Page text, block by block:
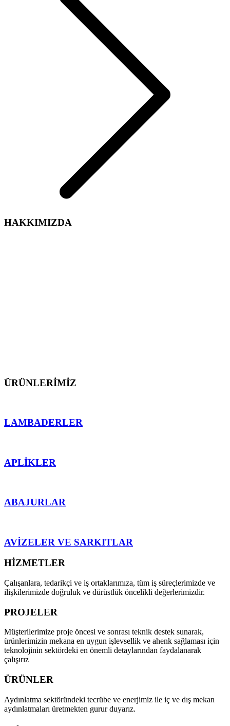
HAKKIMIZDA
ÜRÜNLERİMİZ
LAMBADERLER
APLİKLER
ABAJURLAR
AVİZELER VE SARKITLAR
HİZMETLER
Çalışanlara, tedarikçi ve iş ortaklarımıza, tüm iş süreçlerimizde ve
ilişkilerimizde doğruluk ve dürüstlük öncelikli değerlerimizdir.
PROJELER
Müşterilerimize proje öncesi ve sonrası teknik destek sunarak,
ürünlerimizin mekana en uygun işlevsellik ve ahenk sağlaması için
teknolojinin sektördeki en önemli detaylarından faydalanarak
çalışırız
ÜRÜNLER
Aydınlatma sektöründeki tecrübe ve enerjimiz ile iç ve dış mekan
aydınlatmaları üretmekten gurur duyarız.